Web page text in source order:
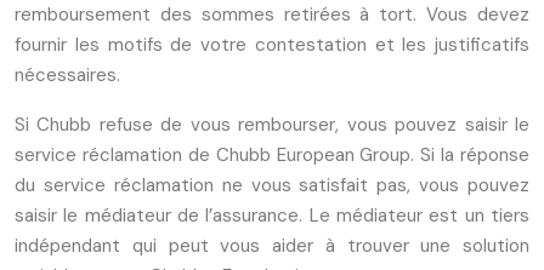
remboursement des sommes retirées à tort. Vous devez
fournir les motifs de votre contestation et les justificatifs
nécessaires.
Si Chubb refuse de vous rembourser, vous pouvez saisir le
service réclamation de Chubb European Group. Si la réponse
du service réclamation ne vous satisfait pas, vous pouvez
saisir le médiateur de l’assurance. Le médiateur est un tiers
indépendant qui peut vous aider à trouver une solution